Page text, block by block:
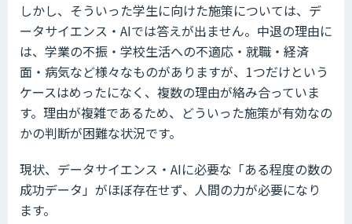
しかし、そういった学生に向けた施策については、デ
ータサイエンス・AIでは答えが出ません。中退の理由に
は、学業の不振・学校生活への不適応・就職・経済
面・病気など様々なものがありますが、1つだけという
ケースはめったになく、複数の理由が絡み合っていま
す。理由が複雑であるため、どういった施策が有効なの
かの判断が困難な状況です。
現状、データサイエンス・AIに必要な「ある程度の数の
成功データ」がほぼ存在せず、人間の力が必要になり
ます。